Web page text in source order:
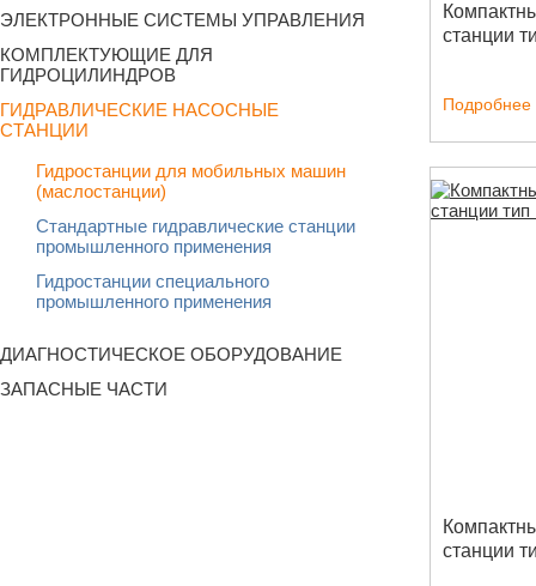
ЭЛЕКТРОННЫЕ СИСТЕМЫ УПРАВЛЕНИЯ
КОМПЛЕКТУЮЩИЕ ДЛЯ
ГИДРОЦИЛИНДРОВ
ГИДРАВЛИЧЕСКИЕ НАСОСНЫЕ
СТАНЦИИ
Гидростанции для мобильных машин
(маслостанции)
Стандартные гидравлические станции
промышленного применения
Гидростанции специального
промышленного применения
ДИАГНОСТИЧЕСКОЕ ОБОРУДОВАНИЕ
ЗАПАСНЫЕ ЧАСТИ
станции
Подробнее
станции